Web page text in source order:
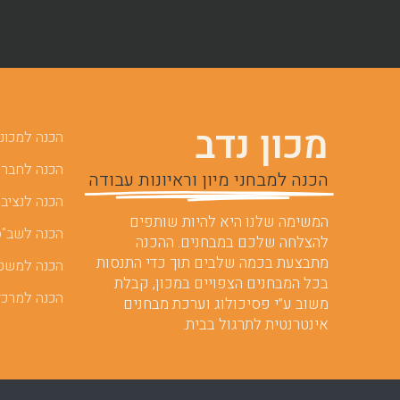
מכון נדב
הכנה למבחני מיון וראיונות עבודה
המשימה שלנו היא להיות שותפים
להצלחה שלכם במבחנים. ההכנה
מתבצעת בכמה שלבים תוך כדי התנסות
בכל המבחנים הצפויים במכון, קבלת
משוב ע”י פסיכולוג וערכת מבחנים
אינטרנטית לתרגול בבית.
הכנה
הכנה
הכנה
הכנה
הכנה
הכנה